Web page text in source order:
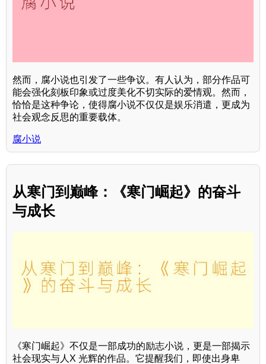
然而，腐小说也引发了一些争议。有人认为，部分作品可
能会强化刻板印象或过度美化不切实际的爱情观。然而，
恰恰是这种争论，使得腐小说不仅仅是娱乐消遣，更成为
社会观念反思的重要载体。
腐小说
从寒门到巅峰：《寒门崛起》的奋斗
与成长
《寒门崛起》不仅是一部成功的励志小说，更是一部揭示
社会现实与人X 光辉的作品。它提醒我们，即使出身卑